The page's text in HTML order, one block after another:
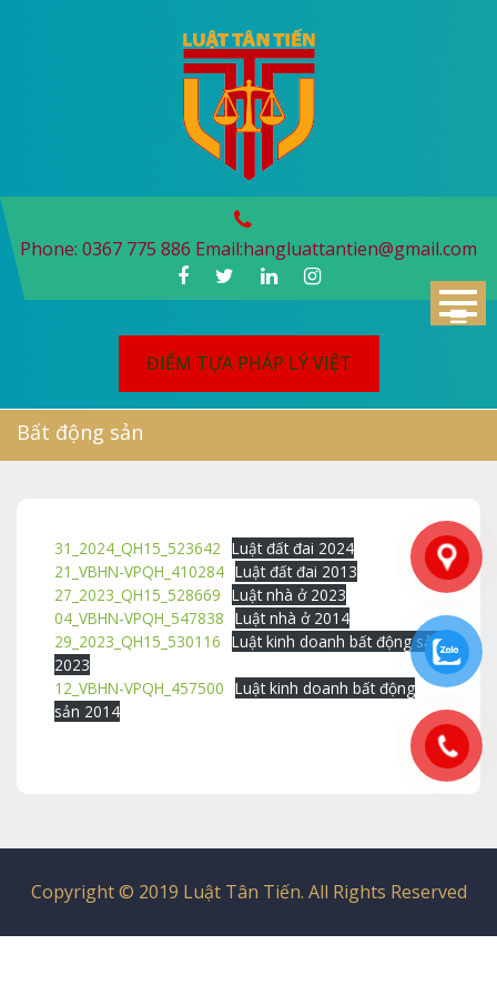
Phone: 0367 775 886 Email:hangluattantien@gmail.com
ĐIỂM TỰA PHÁP LÝ VIỆT
Bất động sản
31_2024_QH15_523642 Luật đất đai 2024
21_VBHN-VPQH_410284 Luật đất đai 2013
27_2023_QH15_528669 Luật nhà ở 2023
04_VBHN-VPQH_547838 Luật nhà ở 2014
29_2023_QH15_530116 Luật kinh doanh bất động sản
2023
12_VBHN-VPQH_457500 Luật kinh doanh bất động
sản 2014
Copyright © 2019 Luật Tân Tiến. All Rights Reserved